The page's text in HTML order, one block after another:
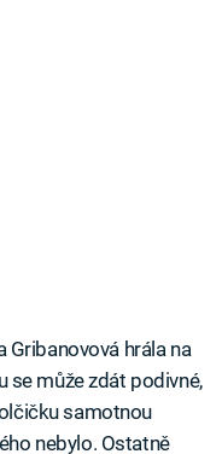
hrála na
se může zdát podivné,
samotnou
nebylo. Ostatně